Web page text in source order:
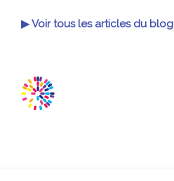
▶ Voir tous les articles du blog